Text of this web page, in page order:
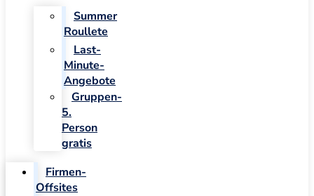
Summer
Roullete
Last-
Minute-
Angebote
Gruppen-
5.
Person
gratis
Firmen-
Offsites